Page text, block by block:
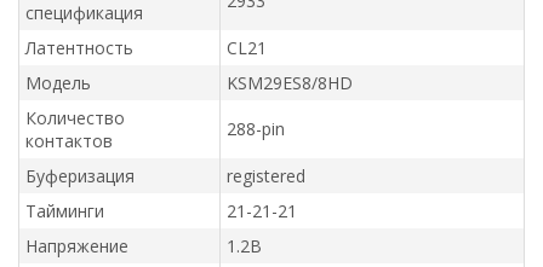
спецификация
Латентность
CL21
Модель
KSM29ES8/8HD
Количество
контактов
288-pin
Буферизация
registered
Тайминги
21-21-21
Напряжение
1.2В